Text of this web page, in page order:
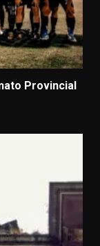
Provincial